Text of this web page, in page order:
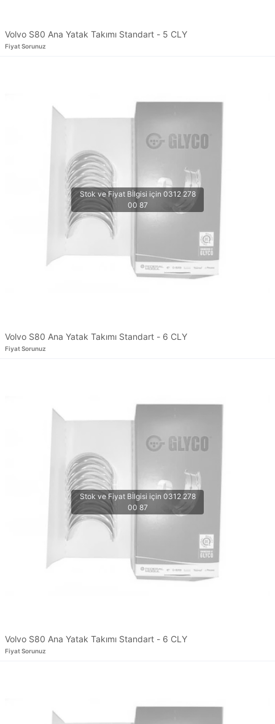
Volvo S80 Ana Yatak Takımı Standart - 5 CLY
Fiyat Sorunuz
Volvo S80 Ana Yatak Takımı Standart - 6 CLY
Fiyat Sorunuz
Volvo S80 Ana Yatak Takımı Standart - 6 CLY
Fiyat Sorunuz